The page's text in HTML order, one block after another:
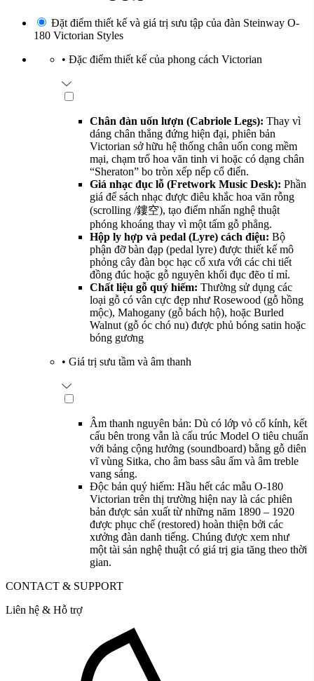
Đặt điểm thiết kế và giá trị sưu tập của đàn Steinway O-
180 Victorian Styles
• Đặc điểm thiết kế của phong cách Victorian
Chân đàn uốn lượn (Cabriole Legs): Thay vì
dáng chân thẳng đứng hiện đại, phiên bản
Victorian sở hữu hệ thống chân uốn cong mềm
mại, chạm trổ hoa văn tinh vi hoặc có dạng chân
“Sheraton” bo tròn xếp nếp cổ điển.
Giá nhạc đục lỗ (Fretwork Music Desk): Phần
giá để sách nhạc được điêu khắc hoa văn rỗng
(scrolling /鏤空), tạo điểm nhấn nghệ thuật
phóng khoáng thay vì một tấm gỗ phẳng.
Hộp ly hợp và pedal (Lyre) cách điệu: Bộ
phận đỡ bàn đạp (pedal lyre) được thiết kế mô
phỏng cây đàn bọc hạc cổ xưa với các chi tiết
đồng đúc hoặc gỗ nguyên khối đục đẽo tỉ mỉ.
Chất liệu gỗ quý hiếm: Thường sử dụng các
loại gỗ có vân cực đẹp như Rosewood (gỗ hồng
mộc), Mahogany (gỗ bách hộ), hoặc Burled
Walnut (gỗ óc chó nu) được phủ bóng satin hoặc
bóng gương
• Giá trị sưu tầm và âm thanh
Âm thanh nguyên bản: Dù có lớp vỏ cổ kính, kết
cấu bên trong vẫn là cấu trúc Model O tiêu chuẩn
với bảng cộng hưởng (soundboard) bằng gỗ diên
vĩ vùng Sitka, cho âm bass sâu ấm và âm treble
vang sáng.
Độc bản quý hiếm: Hầu hết các mẫu O-180
Victorian trên thị trường hiện nay là các phiên
bản được sản xuất từ những năm 1890 – 1920
được phục chế (restored) hoàn thiện bởi các
xưởng đàn danh tiếng. Chúng được xem như
một tài sản nghệ thuật có giá trị gia tăng theo thời
gian.
CONTACT & SUPPORT
Liên hệ & Hỗ trợ